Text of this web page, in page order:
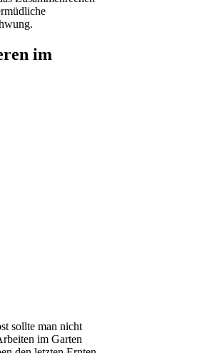
im
sollte man nicht
im Garten